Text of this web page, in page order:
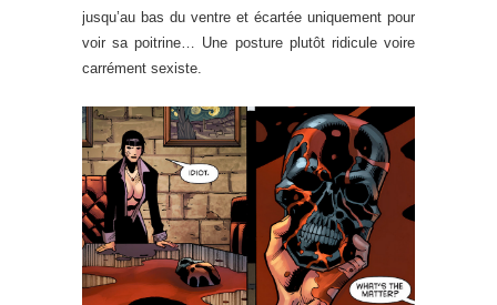
jusqu’au bas du ventre et écartée uniquement pour
voir sa poitrine… Une posture plutôt ridicule voire
carrément sexiste.